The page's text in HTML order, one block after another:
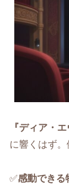
『ディア・
に響くはず。
✅️感動できる